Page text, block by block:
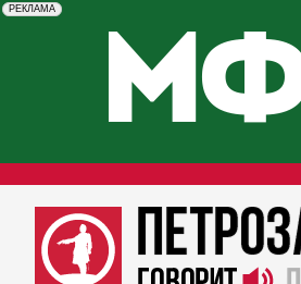
erid: 2SDnjcySKKc
РЕКЛАМА
Реклама